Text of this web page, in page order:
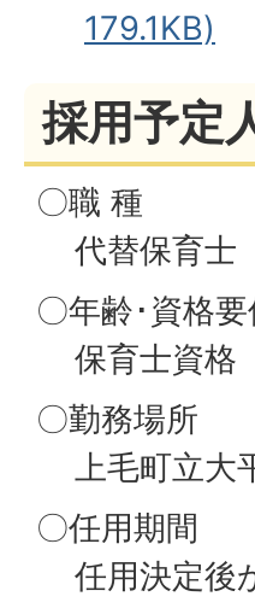
179.1KB)
採用予定
〇職 種
代替保育士
〇年齢･資格要
保育士資格
〇勤務場所
上毛町立大
〇任用期間
任用決定後